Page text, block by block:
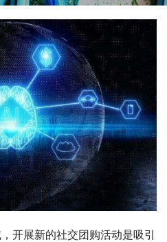
开展新的社交团购活动是吸引